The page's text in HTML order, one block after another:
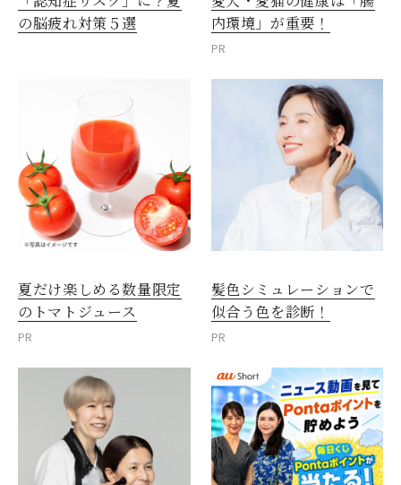
の脳疲れ対策５選
内環境」が重要！
PR
夏だけ楽しめる数量限定
のトマトジュース
PR
髪色シミュレーションで
似合う色を診断！
PR